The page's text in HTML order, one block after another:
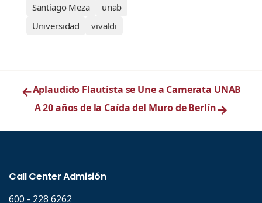
Santiago Meza
unab
Universidad
vivaldi
←Aplaudido Flautista se Une a Camerata UNAB
A 20 años de la Caída del Muro de Berlín→